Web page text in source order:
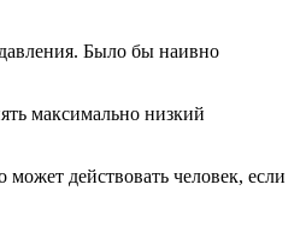
Было бы наивно
максимально низкий
действовать человек, если